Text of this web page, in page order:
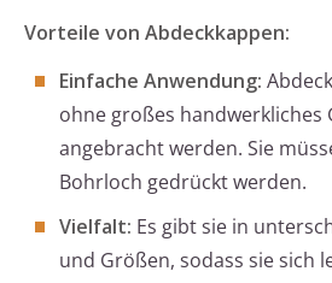
Vorteile von Abdeckkappen:
Einfache Anwendung:
ohne großes handwerkliches
angebracht werden. Sie
Bohrloch gedrückt werden.
Vielfalt: Es gibt sie in
und Größen, sodass sie sich